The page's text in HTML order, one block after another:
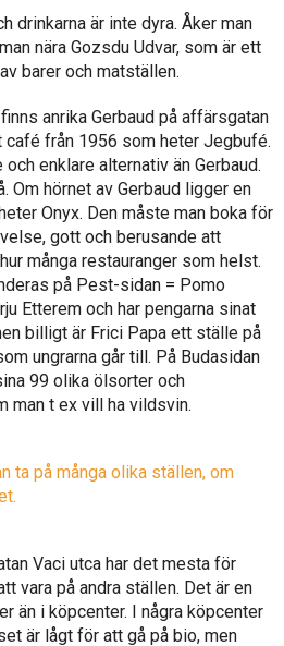
drinkarna är inte dyra. Åker man
nära Gozsdu Udvar, som är ett
barer och matställen.
anrika Gerbaud på affärsgatan
café från 1956 som heter Jegbufé.
enklare alternativ än Gerbaud.
Om hörnet av Gerbaud ligger en
Onyx. Den måste man boka för
gott och berusande att
många restauranger som helst.
på Pest-sidan = Pomo
Etterem och har pengarna sinat
billigt är Frici Papa ett ställe på
ungrarna går till. På Budasidan
99 olika ölsorter och
man t ex vill ha vildsvin.
ta på många olika ställen, om
Vaci utca har det mesta för
vara på andra ställen. Det är en
än i köpcenter. I några köpcenter
är lågt för att gå på bio, men